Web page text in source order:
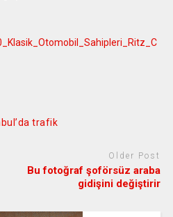
trafik
Older Post
Bu fotoğraf şoförsüz araba
gidişini değiştirir